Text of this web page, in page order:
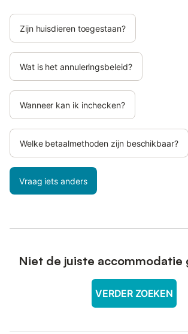
Zijn huisdieren toegestaan?
Wat is het annuleringsbeleid?
Wanneer kan ik inchecken?
Welke betaalmethoden zijn beschikbaar?
Vraag iets anders
Niet de juiste accommodatie
VERDER ZOEKEN